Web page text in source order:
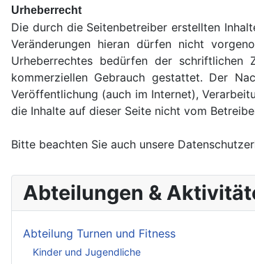
Abteilungen &
Abteilung Turnen und Fitness
Kinder und Jugendliche
Urheberrecht
Die durch die Seitenbetreiber erstellten
Veränderungen hieran dürfen nicht
Urheberrechtes bedürfen der
kommerziellen Gebrauch gestattet. Der
Veröffentlichung (auch im Internet),
die Inhalte auf dieser Seite nicht vom
Bitte beachten Sie auch unsere